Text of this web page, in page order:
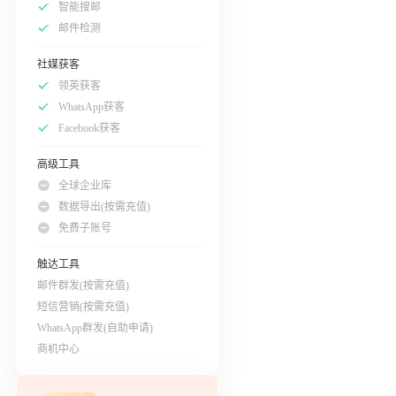
智能搜邮
邮件检测
社媒获客
领英获客
WhatsApp获客
Facebook获客
高级工具
全球企业库
数据导出(按需充值)
免费子账号
触达工具
邮件群发(按需充值)
短信营销(按需充值)
WhatsApp群发(自助申请)
商机中心